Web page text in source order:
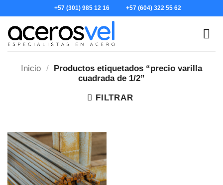
to
content
+57 (301) 985 12 16 +57 (604) 322 55 62
Inicio /
Productos etiquetados “precio varilla
cuadrada de 1/2”
FILTRAR